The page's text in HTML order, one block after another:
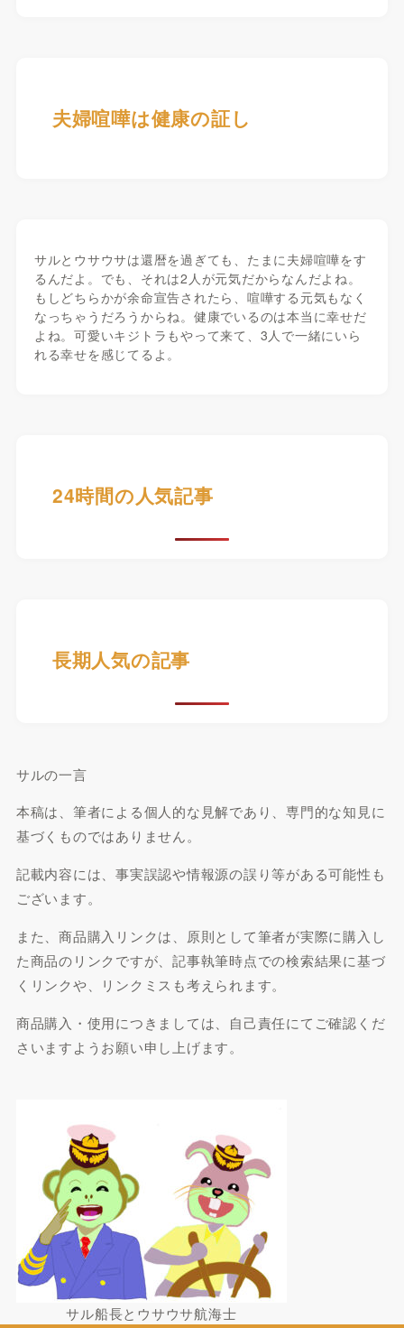
夫婦喧嘩は健康の証し
サルとウサウサは還暦を過ぎても、たまに夫婦喧嘩をす
るんだよ。でも、それは2人が元気だからなんだよね。
もしどちらかが余命宣告されたら、喧嘩する元気もなく
なっちゃうだろうからね。健康でいるのは本当に幸せだ
よね。可愛いキジトラもやって来て、3人で一緒にいら
れる幸せを感じてるよ。
24時間の人気記事
長期人気の記事
サルの一言
本稿は、筆者による個人的な見解であり、専門的な知見に
基づくものではありません。
記載内容には、事実誤認や情報源の誤り等がある可能性も
ございます。
また、商品購入リンクは、原則として筆者が実際に購入し
た商品のリンクですが、記事執筆時点での検索結果に基づ
くリンクや、リンクミスも考えられます。
商品購入・使用につきましては、自己責任にてご確認くだ
さいますようお願い申し上げます。
サル船長とウサウサ航海士